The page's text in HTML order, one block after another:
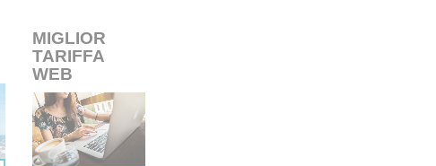
MIGLIOR
TARIFFA
WEB